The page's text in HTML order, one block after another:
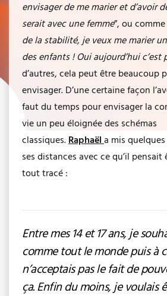
envisager de me marier et d’avoir
serait avec une femme”, ou comme
de la stabilité, je veux me marier
des enfants ! Oui aujourd’hui c’est
d’autres, cela peut être beaucoup
envisager. D’une certaine façon
faut du temps pour envisager la
vie un peu éloignée des schémas
classiques. Raphaël a mis
ses distances avec ce qu’il
tout tracé :
Entre mes 14 et 17 ans, je
comme tout le monde puis à
n’acceptais pas le fait de
ça. Enfin du moins, je voulais